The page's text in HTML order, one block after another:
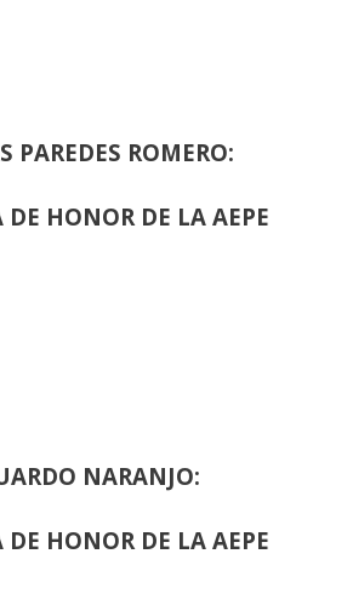
PAREDES ROMERO:
DE HONOR DE LA AEPE
NARANJO:
DE HONOR DE LA AEPE